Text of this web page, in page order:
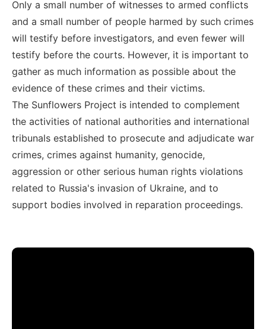
Only a small number of witnesses to armed conflicts
and a small number of people harmed by such crimes
will testify before investigators, and even fewer will
testify before the courts. However, it is important to
gather as much information as possible about the
evidence of these crimes and their victims.
The Sunflowers Project is intended to complement
the activities of national authorities and international
tribunals established to prosecute and adjudicate war
crimes, crimes against humanity, genocide,
aggression or other serious human rights violations
related to Russia's invasion of Ukraine, and to
support bodies involved in reparation proceedings.